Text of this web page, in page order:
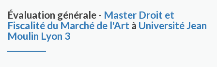
Évaluation générale - Master Droit et
Fiscalité du Marché de l'Art à Université Jean
Moulin Lyon 3